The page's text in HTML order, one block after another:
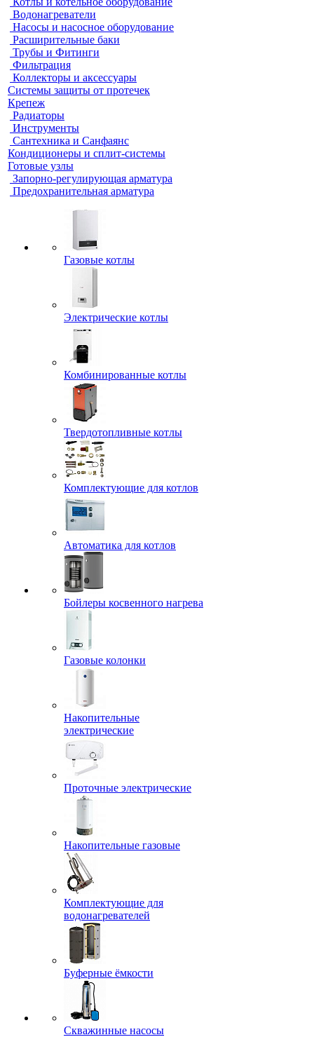
Водонагреватели
Насосы и насосное оборудование
Расширительные баки
Трубы и Фитинги
Фильтрация
Коллекторы и аксессуары
Системы защиты от протечек
Крепеж
Радиаторы
Инструменты
Сантехника и Санфаянс
Кондиционеры и сплит-системы
Готовые узлы
Запорно-регулирующая арматура
Предохранительная арматура
Газовые котлы
Электрические котлы
Комбинированные котлы
Твердотопливные котлы
Комплектующие для котлов
Автоматика для котлов
Бойлеры косвенного нагрева
Газовые колонки
Накопительные
электрические
Проточные электрические
Накопительные газовые
Комплектующие для
водонагревателей
Буферные ёмкости
Скважинные насосы